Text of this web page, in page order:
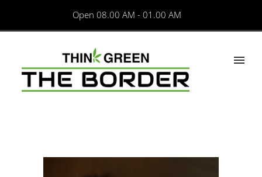
Open 08.00 AM - 01.00 AM